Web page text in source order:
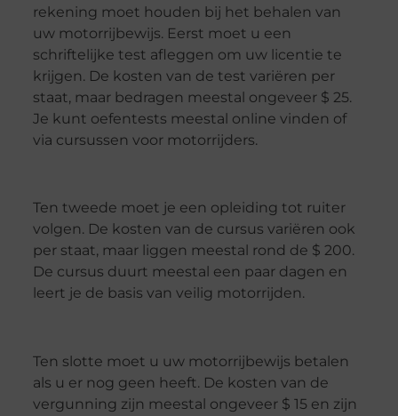
rekening moet houden bij het behalen van
uw motorrijbewijs. Eerst moet u een
schriftelijke test afleggen om uw licentie te
krijgen. De kosten van de test variëren per
staat, maar bedragen meestal ongeveer $ 25.
Je kunt oefentests meestal online vinden of
via cursussen voor motorrijders.
Ten tweede moet je een opleiding tot ruiter
volgen. De kosten van de cursus variëren ook
per staat, maar liggen meestal rond de $ 200.
De cursus duurt meestal een paar dagen en
leert je de basis van veilig motorrijden.
Ten slotte moet u uw motorrijbewijs betalen
als u er nog geen heeft. De kosten van de
vergunning zijn meestal ongeveer $ 15 en zijn